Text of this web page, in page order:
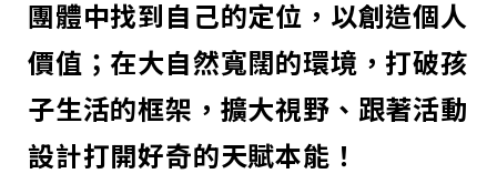
團體中找到自己的定位，以創造個人
價值；在大自然寬闊的環境，打破孩
子生活的框架，擴大視野、跟著活動
設計打開好奇的天賦本能！